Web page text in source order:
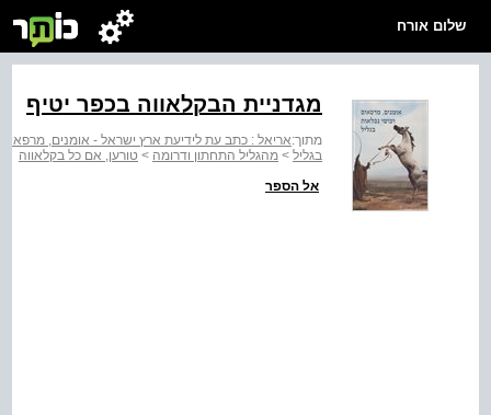
שלום אורח
מגדניית הבקלאווה בכפר יטיף
מתוך:אריאל : כתב עת לידיעת ארץ ישראל - אומנים, מרפאים
בגליל > מהגליל התחתון ודרומה > טורען, אם כל בקלאווה
אל הספר